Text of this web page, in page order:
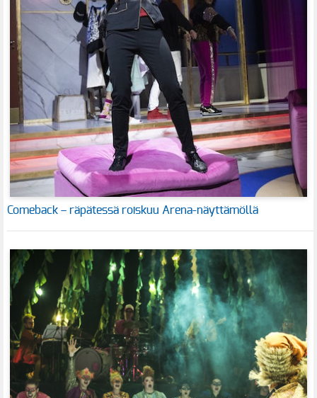
Comeback – räpätessä roiskuu Arena-näyttämöllä